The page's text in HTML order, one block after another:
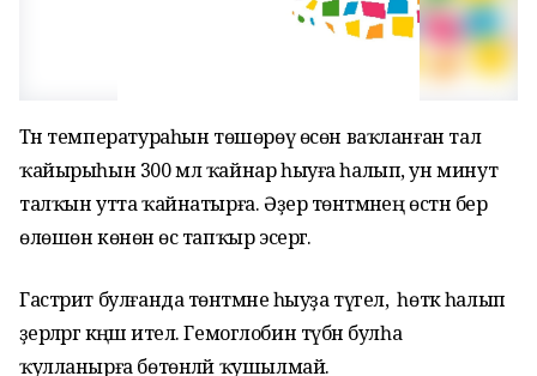
Тән температураһын төшөрөү өсөн ваҡланған тал
ҡайырыһын 300 мл ҡайнар һыуға һалып, ун минут
талҡын утта ҡайнатырға. Әҙер төнәтмәнең өстән бер
өлөшөн көнөнә өс тапҡыр эсергә.
Гастрит булғанда төнәтмәне һыуҙа түгел, ә һөткә һалып
әҙерләргә кәңәш ителә. Гемоглобин түбән булһа
ҡулланырға бөтөнләй ҡушылмай.